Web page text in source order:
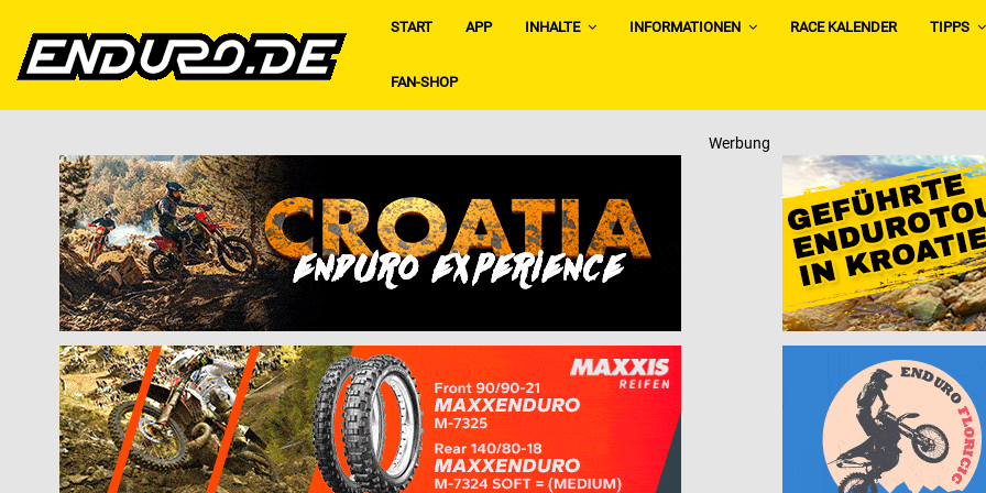
START APP INHALTE INFORMATIONEN RACE KALENDER TIPPS
FAN-SHOP
Werbung